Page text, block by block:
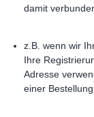
damit
z.B. wenn wir
Ihre
Adresse
einer